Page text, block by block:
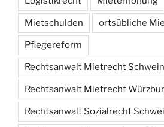
Mietschulden ortsübliche
Pflegereform
Rechtsanwalt Mietrecht
Rechtsanwalt Mietrecht
Rechtsanwalt Sozialrecht